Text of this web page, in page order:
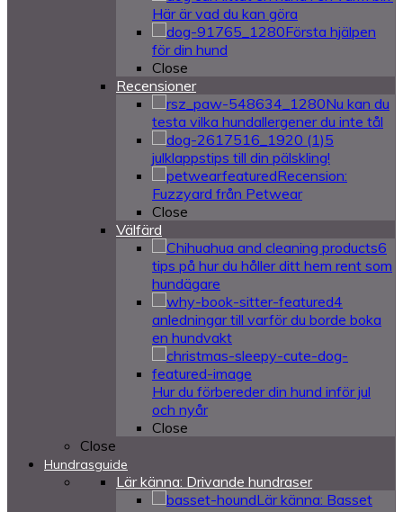
Här är vad du kan göra
Första hjälpen
för din hund
Close
Recensioner
Nu kan du
testa vilka hundallergener du inte tål
5
julklappstips till din pälskling!
Recension:
Fuzzyard från Petwear
Close
Välfärd
6
tips på hur du håller ditt hem rent som
hundägare
4
anledningar till varför du borde boka
en hundvakt
Hur du förbereder din hund inför jul
och nyår
Close
Close
Hundrasguide
Lär känna: Drivande hundraser
Lär känna: Basset